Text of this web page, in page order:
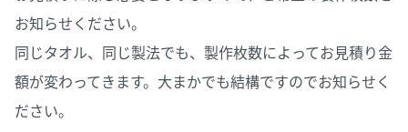
お知らせください。
同じタオル、同じ製法でも、製作枚数によってお見積り金
額が変わってきます。大まかでも結構ですのでお知らせく
ださい。